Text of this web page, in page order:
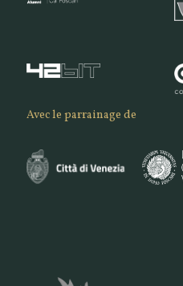
Avec le parrainage de